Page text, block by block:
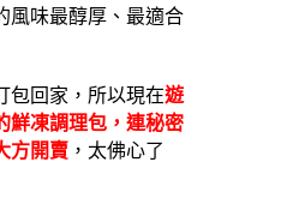
風味最醇厚、最適合
包回家，所以現在遊
鮮凍調理包，連秘密
方開賣 ，太佛心了